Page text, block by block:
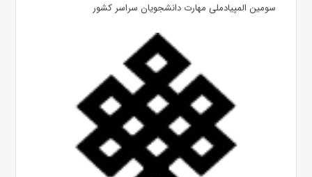
سومین المپیادملی مهارت دانشجویان سراسر کشور